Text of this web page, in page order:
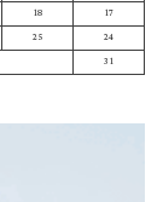
17
18
24
25
31